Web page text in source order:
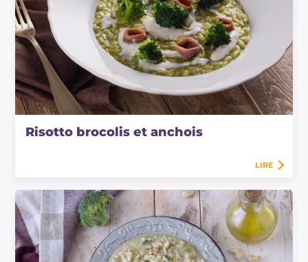
Risotto brocolis et anchois
LIRE